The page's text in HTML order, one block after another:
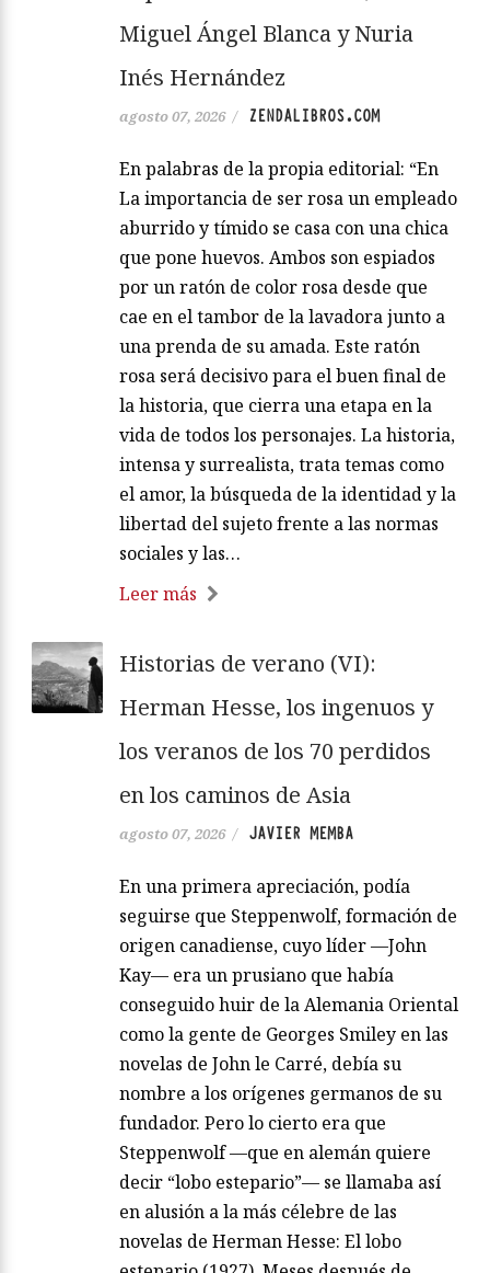
Miguel Ángel Blanca y Nuria
Inés Hernández
agosto 07, 2026 / ZENDALIBROS.COM
En palabras de la propia editorial: “En
La importancia de ser rosa un empleado
aburrido y tímido se casa con una chica
que pone huevos. Ambos son espiados
por un ratón de color rosa desde que
cae en el tambor de la lavadora junto a
una prenda de su amada. Este ratón
rosa será decisivo para el buen final de
la historia, que cierra una etapa en la
vida de todos los personajes. La historia,
intensa y surrealista, trata temas como
el amor, la búsqueda de la identidad y la
libertad del sujeto frente a las normas
sociales y las…
Leer más
Historias de verano (VI):
Herman Hesse, los ingenuos y
los veranos de los 70 perdidos
en los caminos de Asia
agosto 07, 2026 / JAVIER MEMBA
En una primera apreciación, podía
seguirse que Steppenwolf, formación de
origen canadiense, cuyo líder —John
Kay— era un prusiano que había
conseguido huir de la Alemania Oriental
como la gente de Georges Smiley en las
novelas de John le Carré, debía su
nombre a los orígenes germanos de su
fundador. Pero lo cierto era que
Steppenwolf —que en alemán quiere
decir “lobo estepario”— se llamaba así
en alusión a la más célebre de las
novelas de Herman Hesse: El lobo